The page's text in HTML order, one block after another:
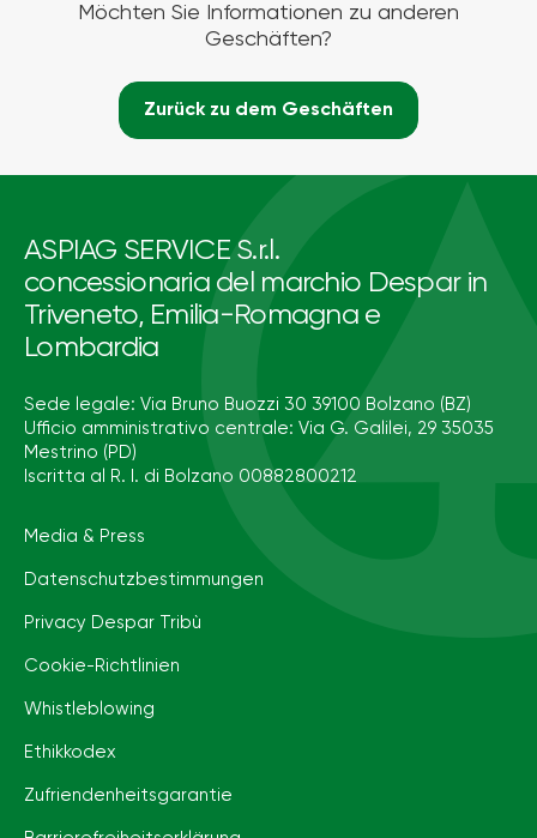
Möchten Sie Informationen zu anderen
Geschäften?
Zurück zu dem Geschäften
ASPIAG SERVICE S.r.l.
concessionaria del marchio Despar in
Triveneto, Emilia-Romagna e
Lombardia
Sede legale: Via Bruno Buozzi 30 39100 Bolzano (BZ)
Ufficio amministrativo centrale: Via G. Galilei, 29 35035
Mestrino (PD)
Iscritta al R. I. di Bolzano 00882800212
Media & Press
Datenschutzbestimmungen
Privacy Despar Tribù
Cookie-Richtlinien
Whistleblowing
Ethikkodex
Zufriendenheitsgarantie